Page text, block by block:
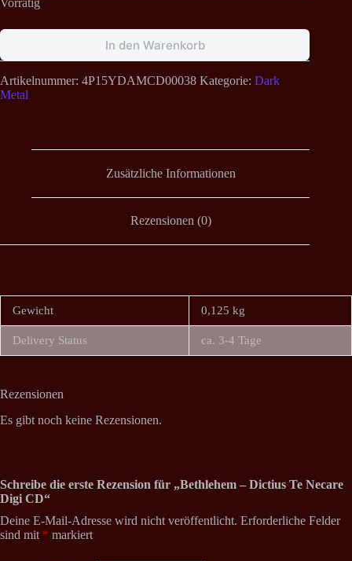
Vorrätig
In den Warenkorb
Artikelnummer: 4P15YDAMCD00038 Kategorie: Dark
Metal
Zusätzliche Informationen
Rezensionen (0)
Gewicht 0,125 kg
Delivery Status ca. 3-4 Tage
Rezensionen
Es gibt noch keine Rezensionen.
Schreibe die erste Rezension für „Bethlehem – Dictius Te Necare
Digi CD“
Deine E-Mail-Adresse wird nicht veröffentlicht. Erforderliche Felder
sind mit * markiert